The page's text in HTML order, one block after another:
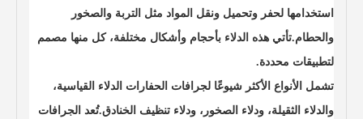
استخدامها لحفر وتحميل ونقل المواد مثل التربة والصخور
والحطام.تأتي هذه الدلاء بأحجام وأشكال مختلفة، كل منها مصمم
لتطبيقات محددة.
تشمل الأنواع الأكثر شيوعًا لجرافات الحفارات الدلاء القياسية،
والدلاء الثقيلة، ودلاء الصخور، ودلاء تنظيف الخنادق.تُعد الجرافات